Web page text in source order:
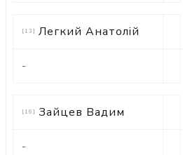
[13] Легкий Анатолій
-
[16] Зайцев Вадим
-